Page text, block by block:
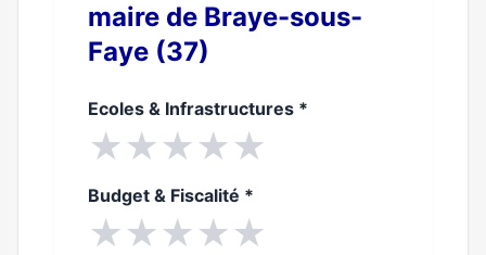
maire de Braye-sous-
Faye (37)
Ecoles & Infrastructures *
★★★★★
Budget & Fiscalité *
★★★★★